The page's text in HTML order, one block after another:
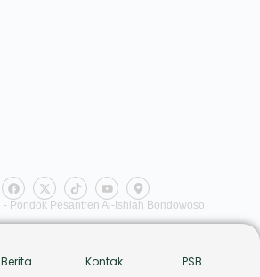
Pondok Pesantren Al-Ishlah Bondowoso
Berita Kontak PSB